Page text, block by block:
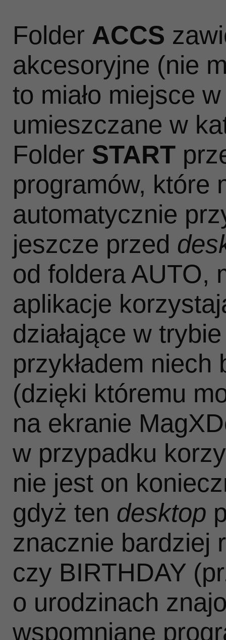
Folder ACCS
akcesoryjne (nie
to miało miejsce
umieszczane w
Folder START
programów, które
automatycznie
jeszcze przed
od foldera AUTO,
aplikacje
działające w
przykładem
(dzięki któremu
na ekranie
w przypadku
nie jest on
gdyż ten desktop
znacznie bardziej
czy BIRTHDAY
o urodzinach
wspomniane